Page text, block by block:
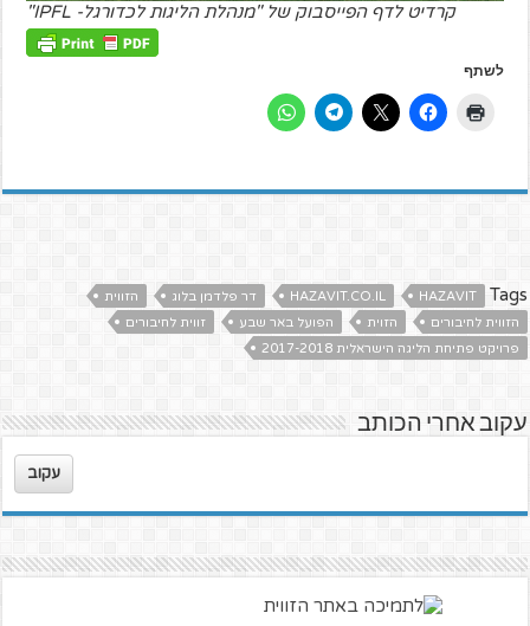
קרדיט לדף הפייסבוק של "מנהלת הליגות לכדורגל- IPFL"
לשתף
Tags
HAZAVIT
HAZAVIT.CO.IL דר פלדמן בלוג
הזווית
הזווית לחיבורים
הזוית הפועל באר שבע
זווית לחיבורים
פרויקט פתיחת הליגה הישראלית 2017-2018
עקוב אחרי הכותב
עקוב